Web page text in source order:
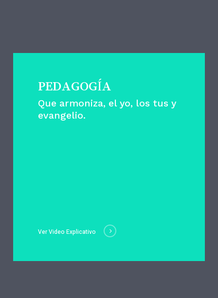
PEDAGOGÍA
Que armoniza, el yo, los tus y
evangelio.
Ver Video Explicativo